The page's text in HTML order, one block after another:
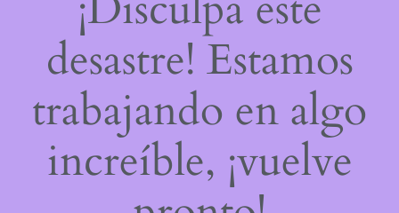
desastre! Estamos
trabajando en algo
increíble, ¡vuelve